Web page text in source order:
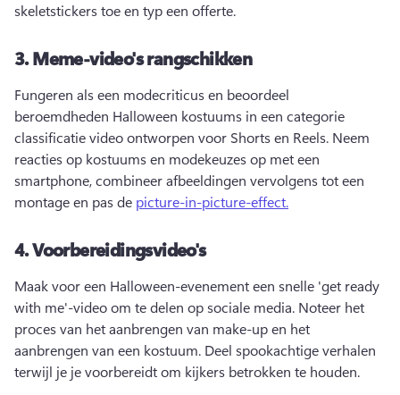
skeletstickers toe en typ een offerte.
3.Meme-video's rangschikken
Fungeren als een modecriticus en beoordeel
beroemdheden Halloween kostuums in een categorie
classificatie video ontworpen voor Shorts en Reels. Neem
reacties op kostuums en modekeuzes op met een
smartphone, combineer afbeeldingen vervolgens tot een
montage en pas de picture-in-picture-effect.
4.Voorbereidingsvideo's
Maak voor een Halloween-evenement een snelle 'get ready
with me'-video om te delen op sociale media. Noteer het
proces van het aanbrengen van make-up en het
aanbrengen van een kostuum. Deel spookachtige verhalen
terwijl je je voorbereidt om kijkers betrokken te houden.